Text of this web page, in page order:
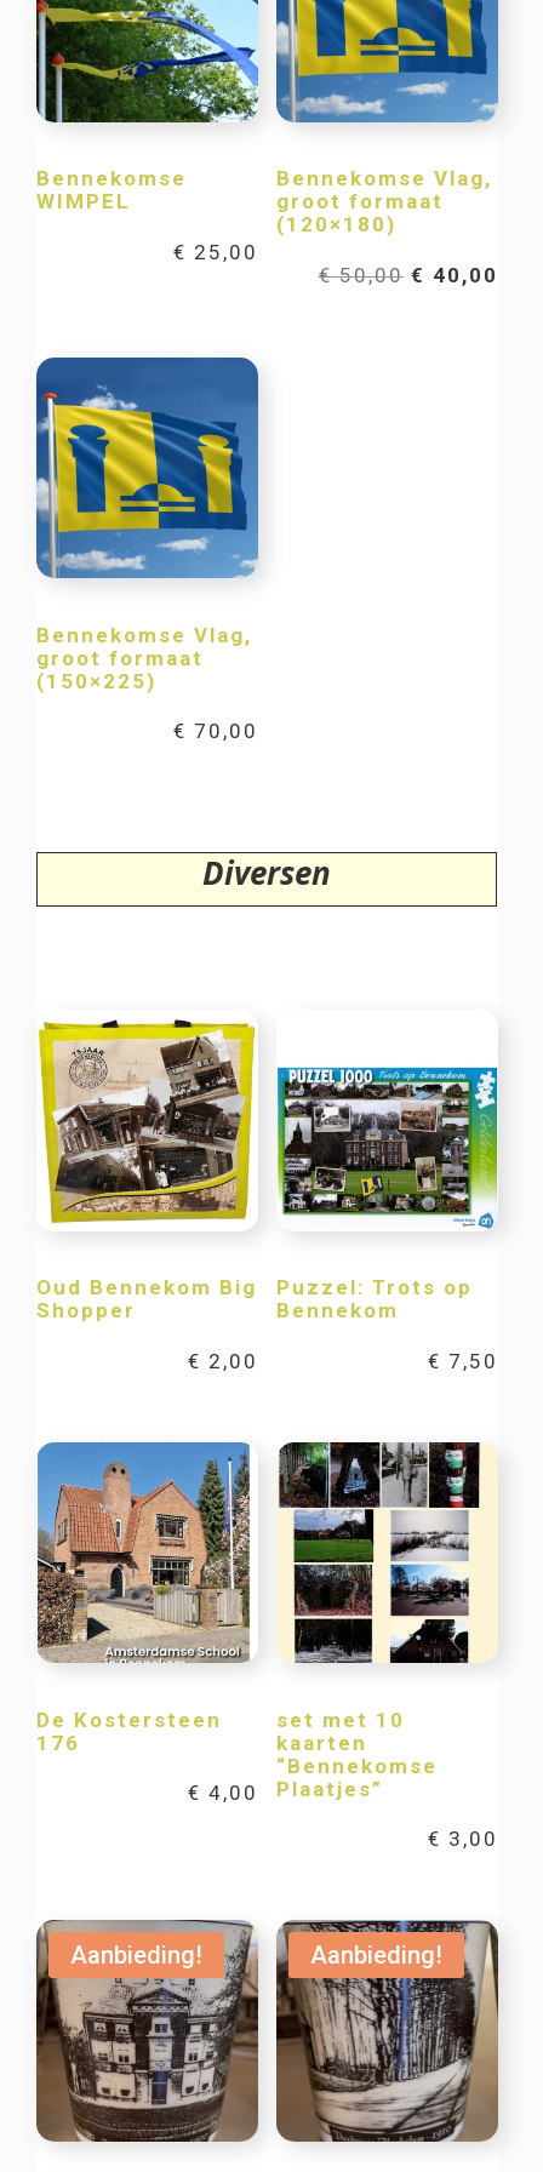
Bennekomse
WIMPEL
€ 25,00
Bennekomse Vlag,
groot formaat
(120×180)
€50,00 € 40,00
Bennekomse Vlag,
groot formaat
(150×225)
€ 70,00
Diversen
Oud Bennekom Big
Shopper
€ 2,00
Puzzel: Trots op
Bennekom
€ 7,50
De Kostersteen
176
€ 4,00
set met 10
kaarten
“Bennekomse
Plaatjes”
€ 3,00
Aanbieding! Aanbieding!